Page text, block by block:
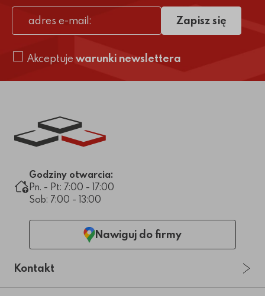
adres e-mail
Akceptuje warunki newslettera
Zapisz się
Link do strony głównej
Godziny otwarcia:
Pn. - Pt: 7:00 - 17:00
Sob: 7:00 - 13:00
Nawiguj do firmy
Kontakt